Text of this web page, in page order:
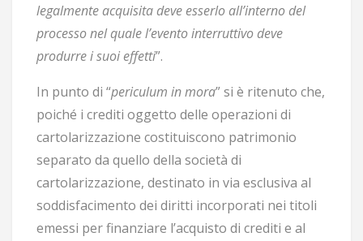
legalmente acquisita deve esserlo all’interno del
processo nel quale l’evento interruttivo deve
produrre i suoi effetti”.
In punto di “periculum in mora” si è ritenuto che,
poiché i crediti oggetto delle operazioni di
cartolarizzazione costituiscono patrimonio
separato da quello della società di
cartolarizzazione, destinato in via esclusiva al
soddisfacimento dei diritti incorporati nei titoli
emessi per finanziare l’acquisto di crediti e al